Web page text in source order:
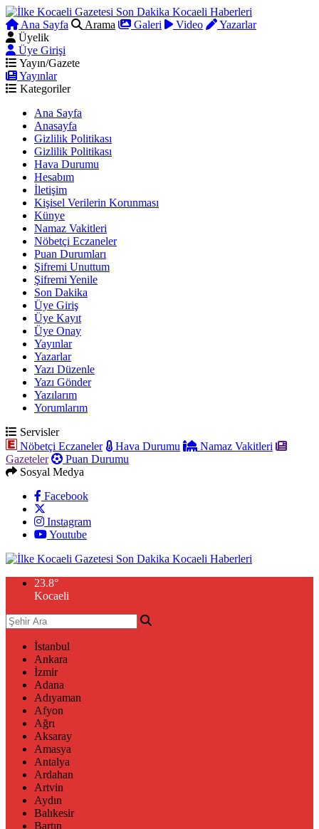
Ana Sayfa Arama Galeri Video
Yazarlar
Üyelik
Üye Girişi
Yayın/Gazete
Yayınlar
Kategoriler
Ana Sayfa
Anasayfa
Gizlilik Politikası
Gizlilik Politikası
Hava Durumu
Hesabım
İletişim
Kişisel Verilerin Korunması
Künye
Namaz Vakitleri
Nöbetçi Eczaneler
Puan Durumları
Şifremi Unuttum
Şifremi Yenile
Son Dakika
Üye Giriş
Üye Kayıt
Üye Onay
Yayınlar
Yazarlar
Yazı Düzenle
Yazı Gönder
Yazılarım
Yorumlarım
Servisler
Nöbetçi Eczaneler
Hava Durumu
Namaz Vakitleri
Gazeteler
Puan Durumu
Sosyal Medya
Facebook
Instagram
Youtube
23.8°
Kocaeli
İstanbul
Ankara
İzmir
Adana
Adıyaman
Afyon
Ağrı
Aksaray
Amasya
Antalya
Ardahan
Artvin
Aydın
Balıkesir
Bartın